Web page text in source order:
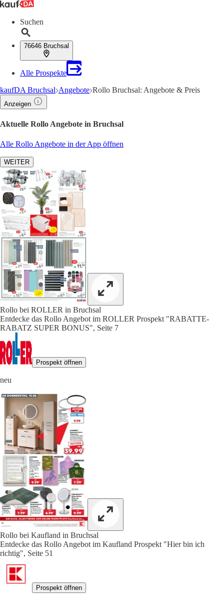
Suchen
76646 Bruchsal
Alle Prospekte
kaufDA Bruchsal Angebote Rollo Bruchsal: Angebote & Preis
Anzeigen
Aktuelle Rollo Angebote in Bruchsal
Alle Rollo Angebote in der App öffnen
WEITER
Rollo bei ROLLER in Bruchsal
Entdecke das Rollo Angebot im ROLLER Prospekt "RABATTE-
RABATZ SUPER BONUS", Seite 7
Prospekt öffnen
neu
Rollo bei Kaufland in Bruchsal
Entdecke das Rollo Angebot im Kaufland Prospekt "Hier bin ich
richtig", Seite 51
Prospekt öffnen